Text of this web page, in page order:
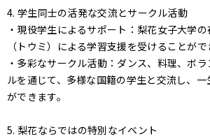
4. 学生同士の活発な交流とサークル活動
・現役学生によるサポート：梨花女子大学
（トウミ）による学習支援を受けることがで
・多彩なサークル活動：ダンス、料理、ボ
ルを通じて、多様な国籍の学生と交流し、
ができます。
5. 梨花ならではの特別なイベント